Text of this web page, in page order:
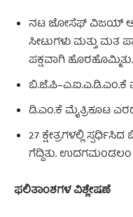
ನಟ ಜೋಸೆಫ್ ವಿಜಯ್
ಸೀಟುಗಳು ಮತ್ತು ಮತ
ಪಕ್ಷವಾಗಿ ಹೊರಹೊಮ್ಮಿತು.
ಬಿ.ಜೆ.ಪಿ–ಎ.ಐ.ಎ.ಡಿ.ಎಂ.ಕೆ
ಡಿ.ಎಂ.ಕೆ ಮೈತ್ರಿಕೂಟ
27 ಕ್ಷೇತ್ರಗಳಲ್ಲಿ
ಗೆದ್ದಿತು. ಉದಗಮಂಡಲಂ
ಫಲಿತಾಂಶಗಳ ವಿಶ್ಲೇಷಣೆ